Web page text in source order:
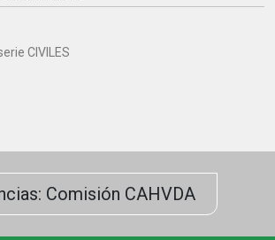
CIVILES
Comisión CAHVDA